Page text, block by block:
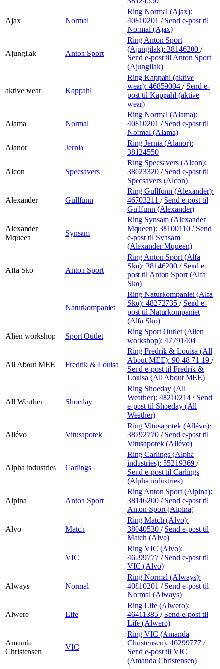
Ajax Normal
Ring Normal (Ajax):
40810201 / Send e-post til
Normal (Ajax)
Ajungilak Anton Sport
Ring Anton Sport
(Ajungilak): 38146200 /
Send e-post til Anton Sport
(Ajungilak)
aktive wear Kappahl
Ring Kappahl (aktive
wear): 46859004 / Send e-
post til Kappahl (aktive
wear)
Alama Normal
Ring Normal (Alama):
40810201 / Send e-post til
Normal (Alama)
Alanor
Jernia
Ring Jernia (Alanor):
38124550
Alcon Specsavers
Ring Specsavers (Alcon):
38023320 / Send e-post til
Specsavers (Alcon)
Alexander Gullfunn
Ring Gullfunn (Alexander):
46703211 / Send e-post til
Gullfunn (Alexander)
Alexander
Mqueen
Synsam
Ring Synsam (Alexander
Mqueen): 38100110 / Send
e-post til Synsam
(Alexander Mqueen)
Alfa Sko Anton Sport
Ring Anton Sport (Alfa
Sko): 38146200 / Send e-
post til Anton Sport (Alfa
Sko)
Naturkompaniet
Ring Naturkompaniet (Alfa
Sko): 48272735 / Send e-
post til Naturkompaniet
(Alfa Sko)
Alien workshop
Sport Outlet
Ring Sport Outlet (Alien
workshop): 47791404
All About MEE Fredrik & Louisa
Ring Fredrik & Louisa (All
About MEE): 90 48 71 19 /
Send e-post til Fredrik &
Louisa (All About MEE)
All Weather Shoeday
Ring Shoeday (All
Weather): 48210214 / Send
e-post til Shoeday (All
Weather)
Allévo Vitusapotek
Ring Vitusapotek (Allévo):
38792770 / Send e-post til
Vitusapotek (Allévo)
Alpha industries Carlings
Ring Carlings (Alpha
industries): 55219369 /
Send e-post til Carlings
(Alpha industries)
Alpina Anton Sport
Ring Anton Sport (Alpina):
38146200 / Send e-post til
Anton Sport (Alpina)
Alvo Match
Ring Match (Alvo):
38040530 / Send e-post til
Match (Alvo)
VIC
Ring VIC (Alvo):
46299777 / Send e-post til
VIC (Alvo)
Always Normal
Ring Normal (Always):
40810201 / Send e-post til
Normal (Always)
Alwero Life
Ring Life (Alwero):
46411385 / Send e-post til
Life (Alwero)
Amanda
Christensen
VIC
Ring VIC (Amanda
Christensen): 46299777 /
Send e-post til VIC
(Amanda Christensen)